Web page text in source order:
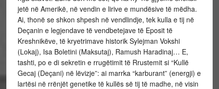
jetë në Amerikë, në vendin e lirive e mundësive të mëdha.
Ai, thonë se shkon shpesh në vendlindje, tek kulla e tij në
Deçanin e legjendave të vendbetejave të Eposit të
Kreshnikëve, të kryetrimave historik Sylejman Vokshi
(Lokaj), Isa Boletini (Maksutaj), Ramush Haradinaj… E,
tashti, po e di sekretin e rrugëtimit të Rrustemit si “Kullë
Gecaj (Deçani) në lëvizje”: ai marrka “karburant” (energji) e
lartësi në rrënjët genetike të kullës së tij të madhe, në visin